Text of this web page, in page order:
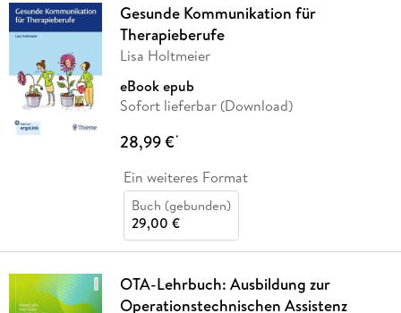
Gesunde Kommunikation für
Therapieberufe
Lisa Holtmeier
eBook epub
Sofort lieferbar (Download)
28,99 €*
Ein weiteres Format
Buch (gebunden)
29,00 €
OTA-Lehrbuch: Ausbildung zur
Operationstechnischen Assistenz